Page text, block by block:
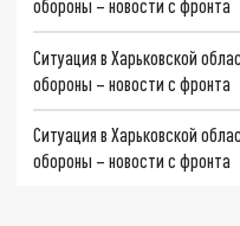
обороны – новости с фронта
Ситуация в Харьковской
обороны – новости с фронта
Ситуация в Харьковской
обороны – новости с фронта